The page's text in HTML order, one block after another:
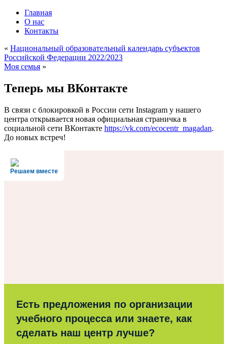
Главная
О нас
Контакты
« Национальный образовательный календарь субъектов
Российской Федерации 2022/2023
Моя семья »
Теперь мы ВКонтакте
В связи с блокировкой в России сети Instagram у нашего
центра открывается новая официальная страничка в
социальной сети ВКонтакте https://vk.com/ecocentr_magadan.
До новых встреч!
Решаем вместе
Есть предложения по организации
учебного процесса или знаете, как
сделать наш центр лучше?